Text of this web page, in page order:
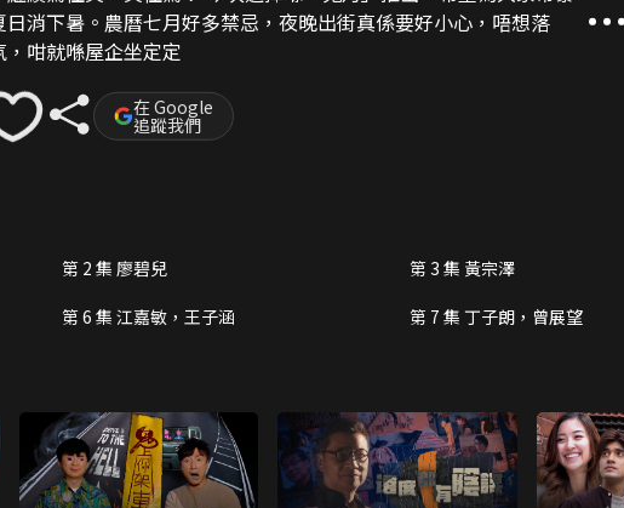
消下暑。農曆七月好多禁忌，夜晚出街真係要好小心，唔想落
咁就喺屋企坐定定
在 Google
追蹤我們
第 2 集 廖碧兒 第 3 集 黃宗澤
第 6 集 江嘉敏，王子涵 第 7 集 丁子朗，曾展望